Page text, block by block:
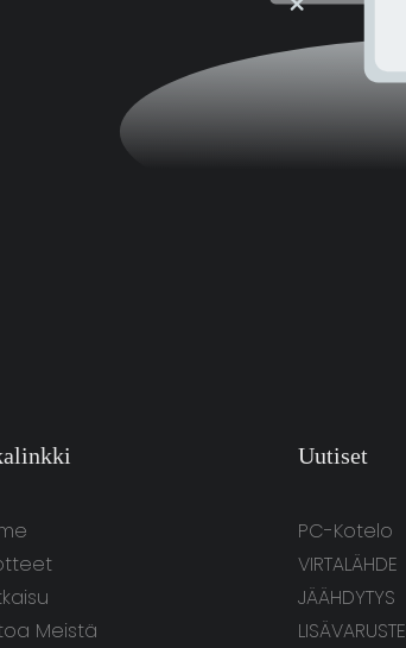
Meistä
Uutiset
PC-Kotelo
VIRTALÄHDE
JÄÄHDYTYS
LISÄVARUSTE